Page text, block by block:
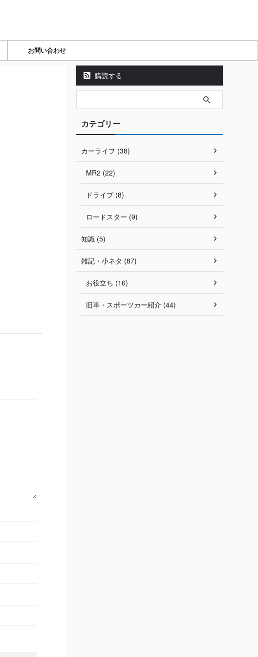
お問い合わせ
購読する
カテゴリー
カーライフ (38)
MR2 (22)
ドライブ (8)
ロードスター (9)
知識 (5)
雑記・小ネタ (87)
お役立ち (16)
旧車・スポーツカー紹介 (44)